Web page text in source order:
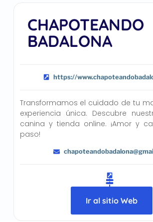
CHAPOTEANDO
BADALONA
https://
Transformamos el cuidado de tu
experiencia única. Descubre
canina y tienda online. ¡Amor y
paso!
Ir al sitio Web